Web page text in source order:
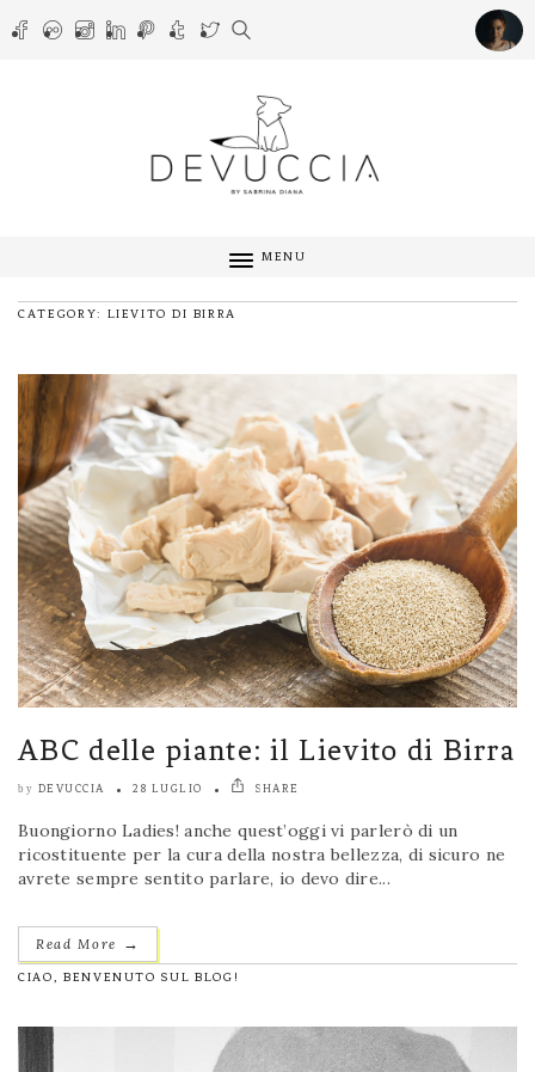
MENU
CATEGORY: LIEVITO DI BIRRA
ABC delle piante: il Lievito di Birra
by DEVUCCIA 28 LUGLIO SHARE
Buongiorno Ladies! anche quest’oggi vi parlerò di un
ricostituente per la cura della nostra bellezza, di sicuro ne
avrete sempre sentito parlare, io devo dire...
Read More →
CIAO, BENVENUTO SUL BLOG!